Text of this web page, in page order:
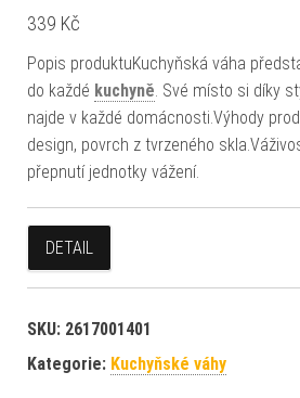
339 Kč
Popis produktuKuchyňská váha
do každé kuchyně. Své místo si díky
najde v každé domácnosti.Výhody
design, povrch z tvrzeného
přepnutí jednotky vážení.
DETAIL
SKU: 2617001401
Kategorie: Kuchyňské váhy